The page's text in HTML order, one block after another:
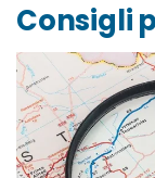
Consigli